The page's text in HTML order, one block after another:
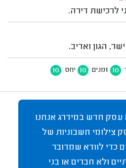
לרכישת דירה.
הגון ואדיב.
10 זמנים 10 יחס 10
עסק חדש במידרג אנחנו
צילומי חשבוניות של
כדי לוודא שמדובר
ולא חברים או בני